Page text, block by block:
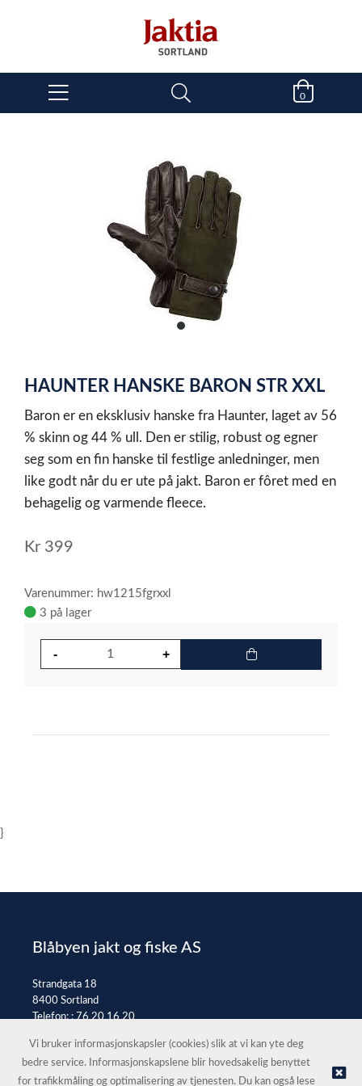
0
item
of
1
HAUNTER HANSKE BARON STR XXL
Baron er en eksklusiv hanske fra Haunter, laget av 56
% skinn og 44 % ull. Den er stilig, robust og egner
seg som en fin hanske til festlige anledninger, men
like godt når du er ute på jakt. Baron er fôret med en
behagelig og varmende fleece.
Kr 399
Varenummer: hw1215fgrxxl
3 på lager
}
Blåbyen jakt og fiske AS
Strandgata 18
8400 Sortland
Telefon: :76 20 16 20
Vi bruker informasjonskapsler (cookies) slik at vi kan yte deg
bedre service. Informasjonskapslene blir hovedsakelig benyttet
for trafikkmåling og optimalisering av tjenesten. Du kan også lese